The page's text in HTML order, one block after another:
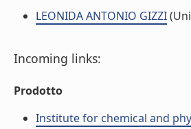
LEONIDA ANTONIO GIZZI
Incoming links:
Prodotto
Institute for chemical and